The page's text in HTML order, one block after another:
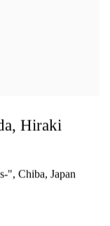
Hiraki
", Chiba, Japan